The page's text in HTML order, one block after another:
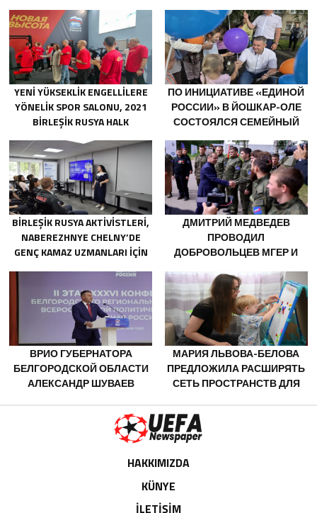
YENI YÜKSEKLIK ENGELLILERE
YÖNELIK SPOR SALONU, 2021
BIRLEŞIK RUSYA HALK
SARATOV’DA AÇILDI
ПО ИНИЦИАТИВЕ «ЕДИНОЙ
РОССИИ» В ЙОШКАР-ОЛЕ
СОСТОЯЛСЯ СЕМЕЙНЫЙ
BIRLEŞIK RUSYA AKTIVISTLERI,
NABEREZHNYE CHELNY’DE
GENÇ KAMAZ UZMANLARI IÇIN
ДМИТРИЙ МЕДВЕДЕВ
ПРОВОДИЛ
ДОБРОВОЛЬЦЕВ МГЕР И
НА ПЕРЕДОВУЮ
ВРИО ГУБЕРНАТОРА
БЕЛГОРОДСКОЙ ОБЛАСТИ
АЛЕКСАНДР ШУВАЕВ
РЕГОТДЕЛЕНИЯ «ЕДИНОЙ
МАРИЯ ЛЬВОВА-БЕЛОВА
ПРЕДЛОЖИЛА РАСШИРЯТЬ
СЕТЬ ПРОСТРАНСТВ ДЛЯ
HAKKIMIZDA
KÜNYE
İLETİŞİM